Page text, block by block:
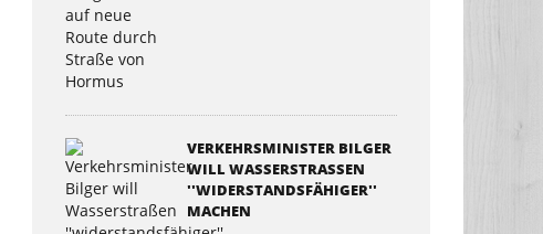
VERKEHRSMINISTER BILGER
WILL WASSERSTRASSEN '
'WIDERSTANDSFÄHIGER'' M
ACHEN